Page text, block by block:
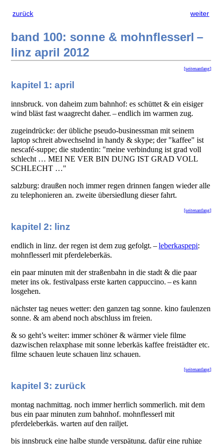
zurück weiter
band 100: sonne & mohnflesserl –
linz april 2012
[seitenanfang]
kapitel 1: april
innsbruck. von daheim zum bahnhof: es schüttet & ein eisiger
wind bläst fast waagrecht daher. – endlich im warmen zug.
zugeindrücke: der übliche pseudo-businessman mit seinem
laptop schreit abwechselnd in handy & skype; der "kaffee" ist
nescafé-suppe; die studentin: "meine verbindung ist grad voll
schlecht … MEI NE VER BIN DUNG IST GRAD VOLL
SCHLECHT …"
salzburg: draußen noch immer regen drinnen fangen wieder alle
zu telephonieren an. zweite übersiedlung dieser fahrt.
[seitenanfang]
kapitel 2: linz
endlich in linz. der regen ist dem zug gefolgt. –leberkaspepi:
mohnflesserl mit pferdeleberkäs.
ein paar minuten mit der straßenbahn in die stadt & die paar
meter ins ok. festivalpass erste karten cappuccino. – es kann
losgehen.
nächster tag neues wetter: den ganzen tag sonne. kino faulenzen
sonne. & am abend noch abschluss im freien.
& so geht’s weiter: immer schöner & wärmer viele filme
dazwischen relaxphase mit sonne leberkäs kaffee freistädter etc.
filme schauen leute schauen linz schauen.
[seitenanfang]
kapitel 3: zurück
montag nachmittag. noch immer herrlich sommerlich. mit dem
bus ein paar minuten zum bahnhof. mohnflesserl mit
pferdeleberkäs. warten auf den railjet.
bis innsbruck eine halbe stunde verspätung. dafür eine ruhige